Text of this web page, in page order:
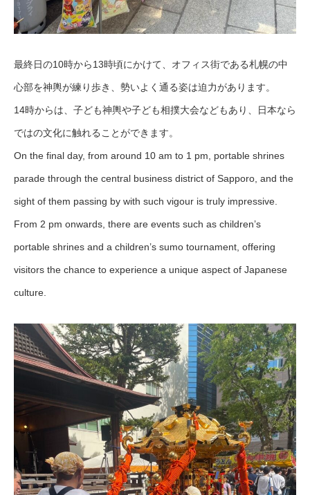
最終日の10時から13時頃にかけて、オフィス街である札幌の中
心部を神輿が練り歩き、勢いよく通る姿は迫力があります。
14時からは、子ども神輿や子ども相撲大会などもあり、日本なら
ではの文化に触れることができます。
On the final day, from around 10 am to 1 pm, portable shrines
parade through the central business district of Sapporo, and the
sight of them passing by with such vigour is truly impressive.
From 2 pm onwards, there are events such as children’s
portable shrines and a children’s sumo tournament, offering
visitors the chance to experience a unique aspect of Japanese
culture.